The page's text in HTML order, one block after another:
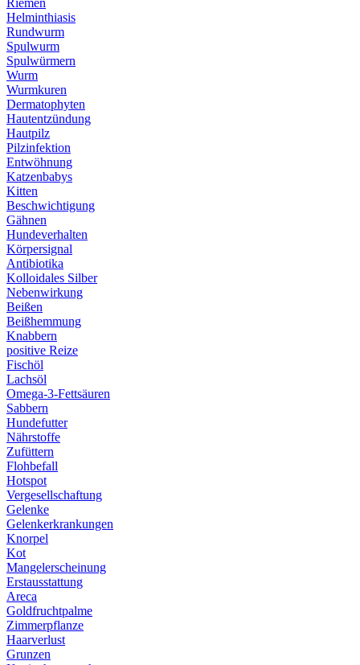
Riemen
Helminthiasis
Rundwurm
Spulwurm
Spulwürmern
Wurm
Wurmkuren
Dermatophyten
Hautentzündung
Hautpilz
Pilzinfektion
Entwöhnung
Katzenbabys
Kitten
Beschwichtigung
Gähnen
Hundeverhalten
Körpersignal
Antibiotika
Kolloidales Silber
Nebenwirkung
Beißen
Beißhemmung
Knabbern
positive Reize
Fischöl
Lachsöl
Omega-3-Fettsäuren
Sabbern
Hundefutter
Nährstoffe
Zufüttern
Flohbefall
Hotspot
Vergesellschaftung
Gelenke
Gelenkerkrankungen
Knorpel
Kot
Mangelerscheinung
Erstausstattung
Areca
Goldfruchtpalme
Zimmerpflanze
Haarverlust
Grunzen